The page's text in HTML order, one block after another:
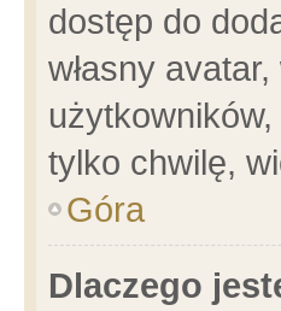
dostęp do
własny
tylko chwilę,
Góra
Dlaczego